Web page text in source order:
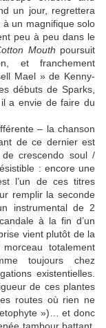
un jour, regrettera
à un magnifique solo
peu à peu dans le
Mouth poursuit
et franchement
Mael» de Kenny-
débuts de Sparks
a envie de faire du
– la chanson
de ce dernier est
crescendo soul /
: encore une
l’un de ces titres
remplir la seconde
instrumental de 2
à la fin d’un
vient plutôt de la
totalement
toujours chez
existentielles.
de ces plantes
routes où rien ne
»)… et donc